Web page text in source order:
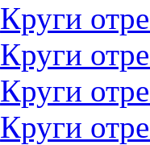
Круги
Круги
Круги
Круги